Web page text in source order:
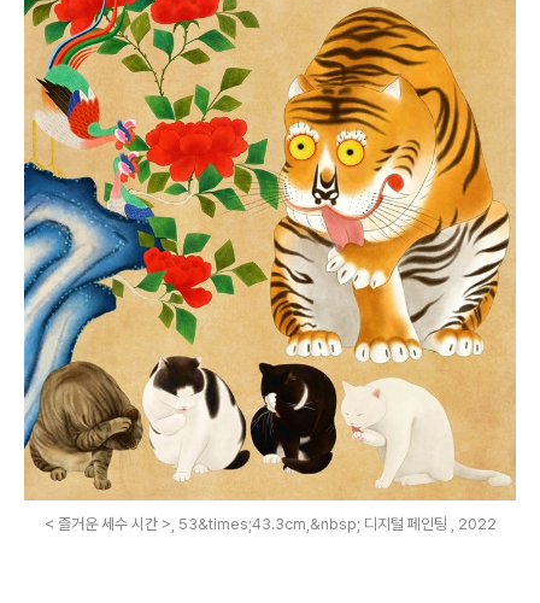
< 즐거운 세수 시간 >, 53&times;43.3cm,&nbsp; 디지털 페인팅 , 2022